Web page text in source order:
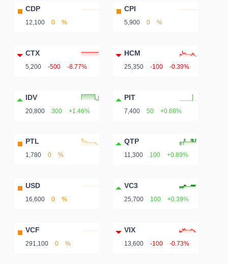
CDP
12,100 0 %
CPI
5,900 0 %
CTX
5,200 -500 -8.77%
HCM
25,350 -100 -0.39%
IDV
20,800 300 +1.46%
PIT
7,400 50 +0.68%
PTL
1,780 0 %
QTP
11,300 100 +0.89%
USD
16,600 0 %
VC3
25,700 100 +0.39%
VCF
291,100 0 %
VIX
13,600 -100 -0.73%